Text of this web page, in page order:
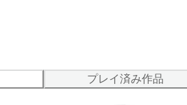
プレイ済み作品